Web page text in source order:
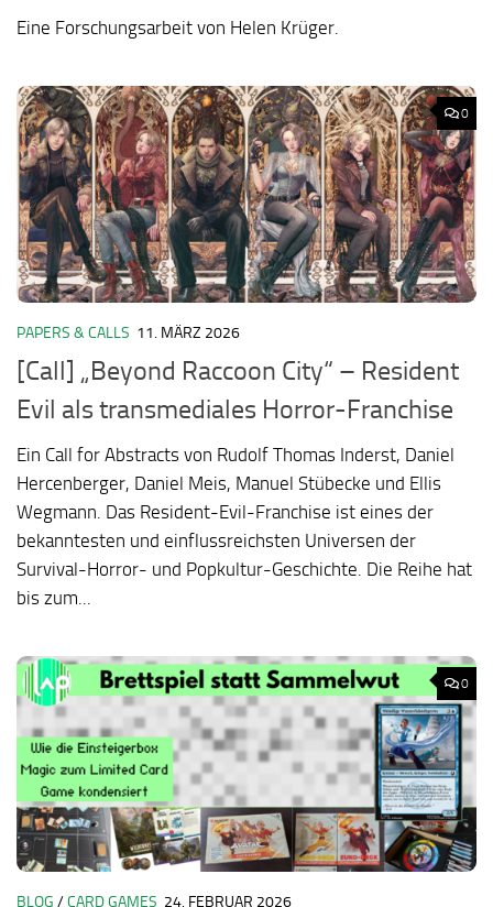
Eine Forschungsarbeit von Helen Krüger.
0
PAPERS & CALLS 11. MÄRZ 2026
[Call] „Beyond Raccoon City“ – Resident
Evil als transmediales Horror-Franchise
Ein Call for Abstracts von Rudolf Thomas Inderst, Daniel
Hercenberger, Daniel Meis, Manuel Stübecke und Ellis
Wegmann. Das Resident-Evil-Franchise ist eines der
bekanntesten und einflussreichsten Universen der
Survival-Horror- und Popkultur-Geschichte. Die Reihe hat
bis zum...
0
BLOG /CARD GAMES 24. FEBRUAR 2026